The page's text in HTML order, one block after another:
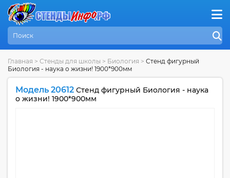
Главная > Стенды для школы > Биология > Стенд фигурный
Биология - наука о жизни! 1900*900мм
Модель 20612 Стенд фигурный Биология - наука
о жизни! 1900*900мм